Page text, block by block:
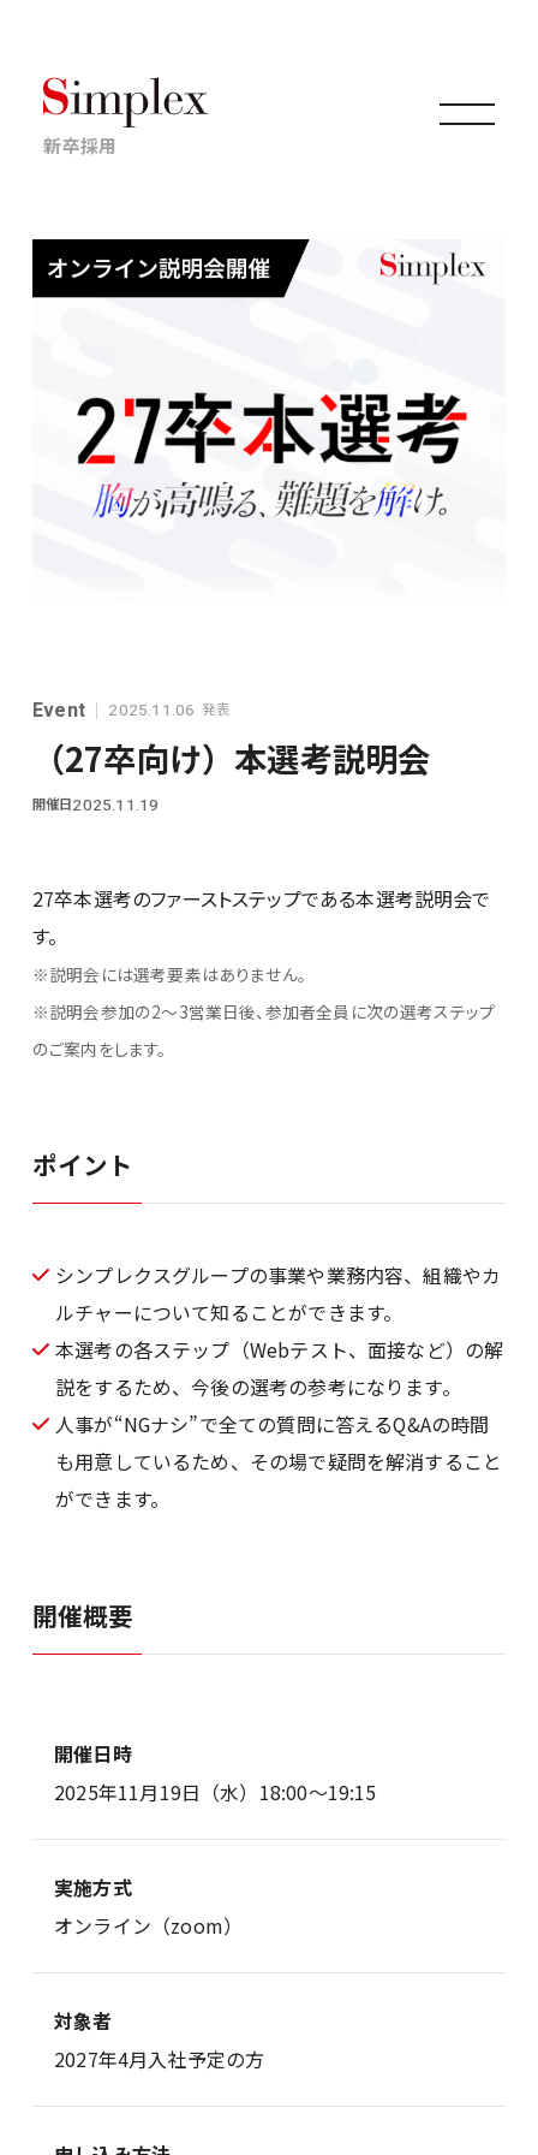
仕事について
採用情報
新卒採用
Event 2025.11.06 発表
（27卒向け）本選考説明会
開催日2025.11.19
27卒本選考のファーストステップである本選考説明会で
す。
※説明会には選考要素はありません。
※説明会参加の2～3営業日後、参加者全員に次の選考ステップ
のご案内をします。
ポイント
シンプレクスグループの事業や業務内容、組織やカ
ルチャーについて知ることができます。
本選考の各ステップ（Webテスト、面接など）の解
説をするため、今後の選考の参考になります。
人事が“NGナシ”で全ての質問に答えるQ&Aの時間
も用意しているため、その場で疑問を解消すること
ができます。
開催概要
開催日時
2025年11月19日（水）18:00～19:15
実施方式
オンライン（zoom）
対象者
2027年4月入社予定の方